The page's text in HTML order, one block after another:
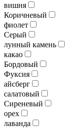
вишня
Коричневый
фиолет
Серый
лунный камень
какао
Бордовый
Фуксия
айсберг
салатовый
Сиреневый
орех
лаванда